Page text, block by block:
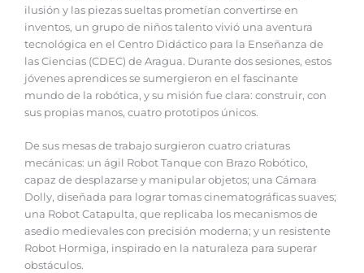
ilusión y las piezas sueltas prometían convertirse en
inventos, un grupo de niños talento vivió una aventura
tecnológica en el Centro Didáctico para la Enseñanza de
las Ciencias (CDEC) de Aragua. Durante dos sesiones, estos
jóvenes aprendices se sumergieron en el fascinante
mundo de la robótica, y su misión fue clara: construir, con
sus propias manos, cuatro prototipos únicos.
De sus mesas de trabajo surgieron cuatro criaturas
mecánicas: un ágil Robot Tanque con Brazo Robótico,
capaz de desplazarse y manipular objetos; una Cámara
Dolly, diseñada para lograr tomas cinematográficas suaves;
una Robot Catapulta, que replicaba los mecanismos de
asedio medievales con precisión moderna; y un resistente
Robot Hormiga, inspirado en la naturaleza para superar
obstáculos.